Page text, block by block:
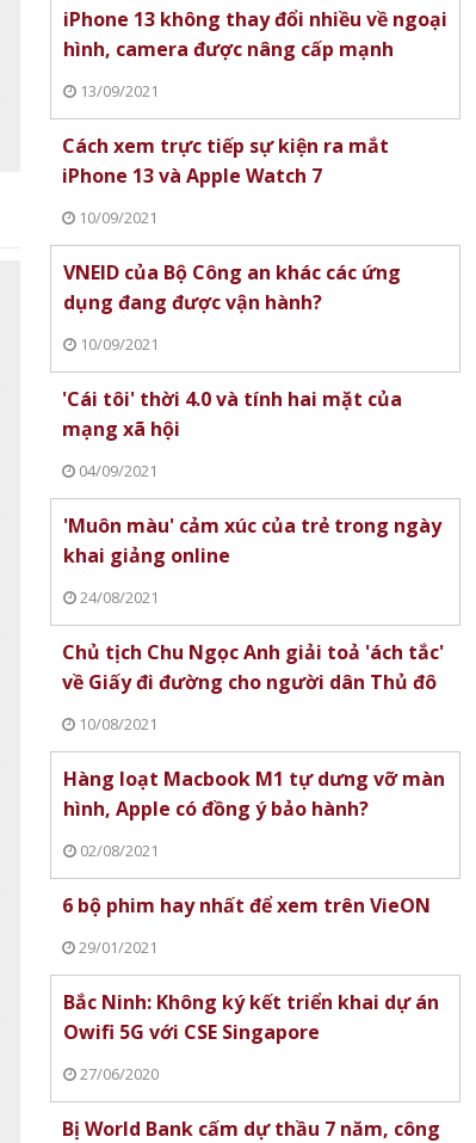
iPhone 13 không thay đổi nhiều về ngoại
hình, camera được nâng cấp mạnh
13/09/2021
Cách xem trực tiếp sự kiện ra mắt
iPhone 13 và Apple Watch 7
10/09/2021
VNEID của Bộ Công an khác các ứng
dụng đang được vận hành?
10/09/2021
'Cái tôi' thời 4.0 và tính hai mặt của
mạng xã hội
04/09/2021
'Muôn màu' cảm xúc của trẻ trong ngày
khai giảng online
24/08/2021
Chủ tịch Chu Ngọc Anh giải toả 'ách tắc'
về Giấy đi đường cho người dân Thủ đô
10/08/2021
Hàng loạt Macbook M1 tự dưng vỡ màn
hình, Apple có đồng ý bảo hành?
02/08/2021
6 bộ phim hay nhất để xem trên VieON
29/01/2021
Bắc Ninh: Không ký kết triển khai dự án
Owifi 5G với CSE Singapore
27/06/2020
Bị World Bank cấm dự thầu 7 năm, công